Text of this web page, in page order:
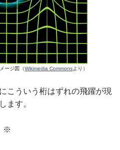
ージ図（Wikimedia Commonsより）
こういう桁はずれの飛躍が現
ます。
※